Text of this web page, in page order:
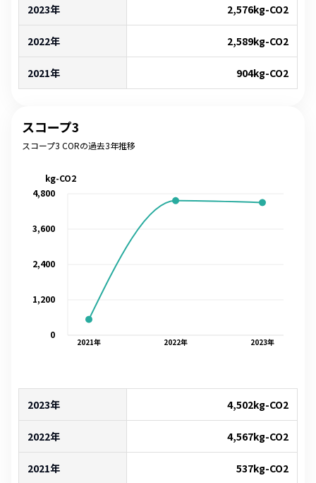
2023年 2,576kg-CO2
2022年 2,589kg-CO2
2021年 904kg-CO2
スコープ3
スコープ3 CORの過去3年推移
2021年 2022年 2023年
0
1,200
2,400
3,600
4,800
kg-CO2
2023年 4,502kg-CO2
2022年 4,567kg-CO2
2021年 537kg-CO2